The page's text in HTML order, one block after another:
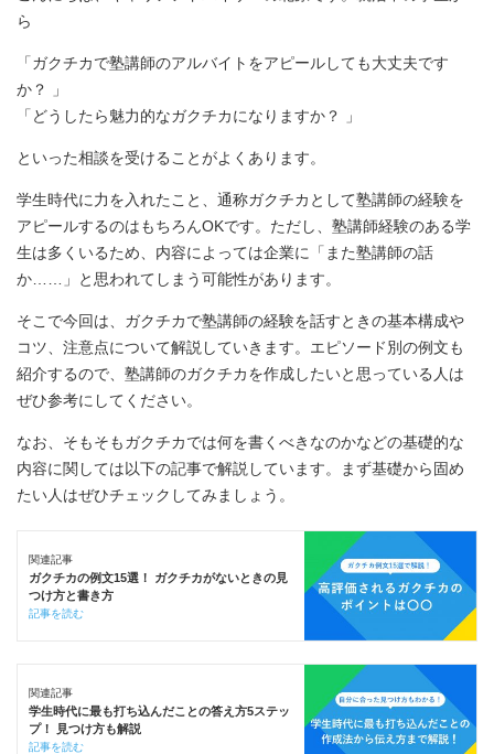
ら
「ガクチカで塾講師のアルバイトをアピールしても大丈夫です
か？ 」
「どうしたら魅力的なガクチカになりますか？ 」
といった相談を受けることがよくあります。
学生時代に力を入れたこと、通称ガクチカとして塾講師の経験を
アピールするのはもちろんOKです。ただし、塾講師経験のある学
生は多くいるため、内容によっては企業に「また塾講師の話
か……」と思われてしまう可能性があります。
そこで今回は、ガクチカで塾講師の経験を話すときの基本構成や
コツ、注意点について解説していきます。エピソード別の例文も
紹介するので、塾講師のガクチカを作成したいと思っている人は
ぜひ参考にしてください。
なお、そもそもガクチカでは何を書くべきなのかなどの基礎的な
内容に関しては以下の記事で解説しています。まず基礎から固め
たい人はぜひチェックしてみましょう。
関連記事
ガクチカの例文15選！ ガクチカがないときの見
つけ方と書き方
記事を読む
関連記事
学生時代に最も打ち込んだことの答え方5ステッ
プ！ 見つけ方も解説
記事を読む